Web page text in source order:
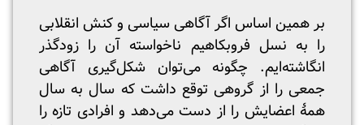
بر همین اساس اگر آگاهی سیاسی و کنش انقلابی
را به نسل فروبکاهیم ناخواسته آن را زودگذر
انگاشته‌ایم. چگونه می‌توان شکل‌گیری آگاهی
جمعی را از گروهی توقع داشت که سال به سال
همۀ اعضایش را از دست می‌دهد و افرادی تازه را